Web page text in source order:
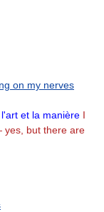
on my nerves
et la manière I
yes, but there are